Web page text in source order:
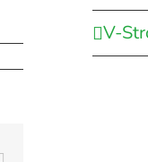
V-